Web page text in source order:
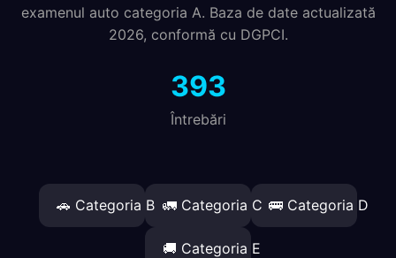
examenul auto categoria A. Baza de date actualizată
2026, conformă cu DGPCI.
393
Întrebări
🚗 Categoria B 🚛 Categoria C 🚌 Categoria D
🚚 Categoria E